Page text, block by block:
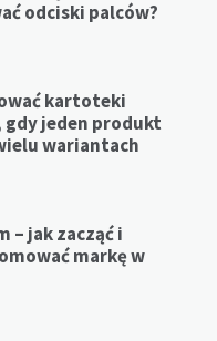
odciski palców?
kartoteki
gdy jeden produkt
wariantach
– jak zacząć i
markę w